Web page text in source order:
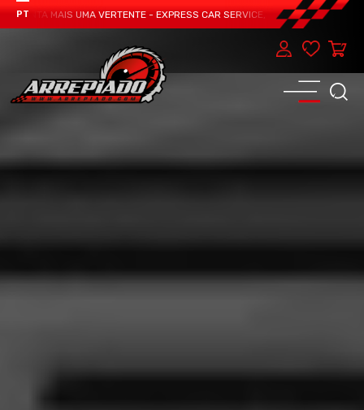
PTMAIS UMA VERTENTE - EXPRESS CAR SERVICE, MANUTENÇÃO DO TEU